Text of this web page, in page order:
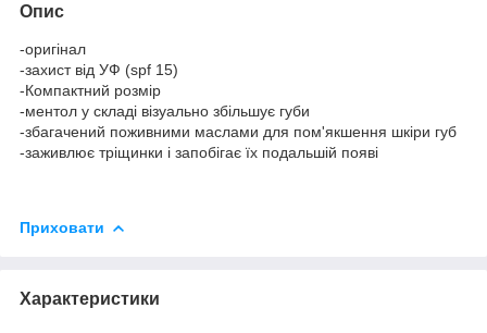
Опис
-оригінал
-захист від УФ (spf 15)
-Компактний розмір
-ментол у складі візуально збільшує губи
-збагачений поживними маслами для пом'якшення шкіри губ
-заживлює тріщинки і запобігає їх подальшій появі
Приховати
Характеристики